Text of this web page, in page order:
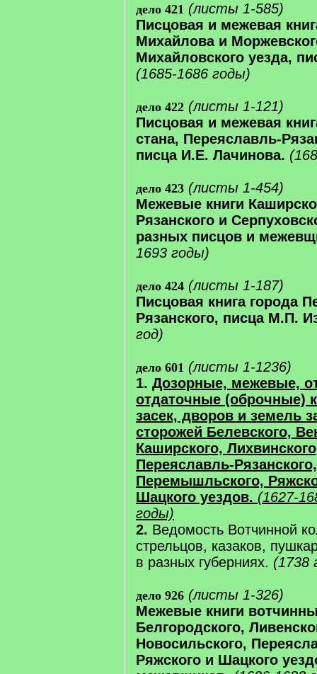
дело 421 (листы 1-585)
Писцовая и межевая
Михайлова и
Михайловского уезда,
(1685-1686 годы)
дело 422 (листы 1-121)
Писцовая и межевая
стана, Переяславль-
писца И.Е. Лачинова.
дело 423 (листы 1-454)
Межевые книги
Рязанского и
разных писцов и
1693 годы)
дело 424 (листы 1-187)
Писцовая книга города
Рязанского, писца М.П.
год)
дело 601 (листы 1-1236)
1. Дозорные, межевые,
отдаточные (оброчные)
засек, дворов и земель
сторожей Белевского,
Каширского,
Переяславль-Рязанского,
Перемышльского,
Шацкого уездов. (1627-
годы)
2. Ведомость Вотчинной
стрельцов, казаков,
в разных губерниях. (1738
дело 926 (листы 1-326)
Межевые книги
Белгородского,
Новосильского,
Ряжского и Шацкого